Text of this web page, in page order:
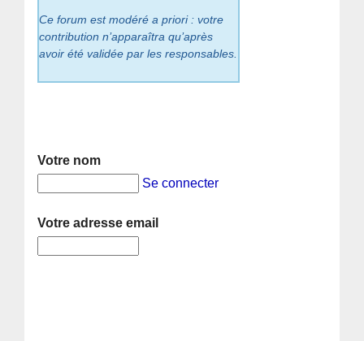
Ce forum est modéré a priori : votre
contribution n’apparaîtra qu’après
avoir été validée par les responsables.
Votre nom
Se connecter
Votre adresse email